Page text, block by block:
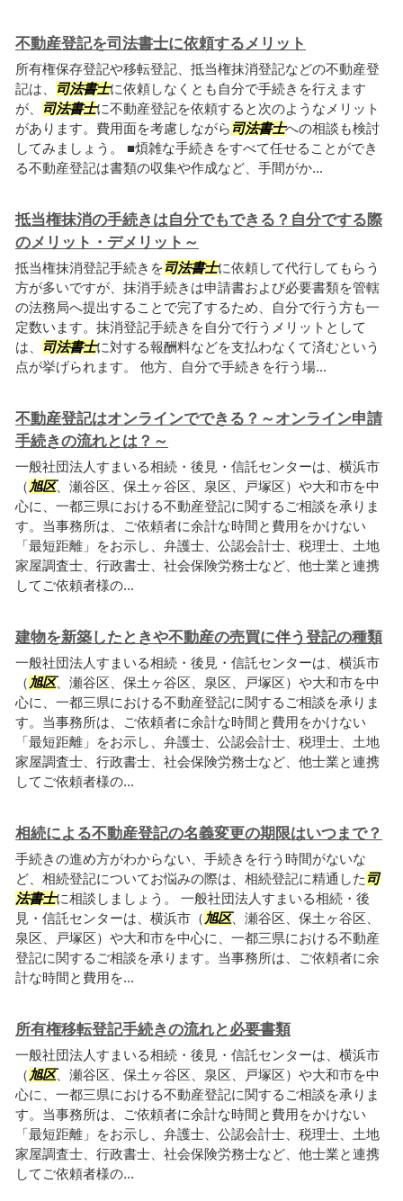
不動産登記を司法書士に依頼するメリット
所有権保存登記や移転登記、抵当権抹消登記などの不動産登
記は、
司法書士に依頼しなくとも自分で手続きを行えます
が、
司法書士に不動産登記を依頼すると次のようなメリット
があります。費用面を考慮しながら 司法書士への相談も検討
してみましょう。 ■煩雑な手続きをすべて任せることができ
る不動産登記は書類の収集や作成など、手間がか...
抵当権抹消の手続きは自分でもできる？自分でする際
のメリット・デメリット～
抵当権抹消登記手続きを司法書士に依頼して代行してもらう
方が多いですが、抹消手続きは申請書および必要書類を管轄
の法務局へ提出することで完了するため、自分で行う方も一
定数います。抹消登記手続きを自分で行うメリットとして
は、
司法書士に対する報酬料などを支払わなくて済むという
点が挙げられます。 他方、自分で手続きを行う場...
不動産登記はオンラインでできる？～オンライン申請
手続きの流れとは？～
一般社団法人すまいる相続・後見・信託センターは、横浜市
（ 旭区、瀬谷区、保土ヶ谷区、泉区、戸塚区）や大和市を中
心に、一都三県における不動産登記に関するご相談を承りま
す。当事務所は、ご依頼者に余計な時間と費用をかけない
「最短距離」をお示し、弁護士、公認会計士、税理士、土地
家屋調査士、行政書士、社会保険労務士など、他士業と連携
してご依頼者様の...
建物を新築したときや不動産の売買に伴う登記の種類
一般社団法人すまいる相続・後見・信託センターは、横浜市
（ 旭区、瀬谷区、保土ヶ谷区、泉区、戸塚区）や大和市を中
心に、一都三県における不動産登記に関するご相談を承りま
す。当事務所は、ご依頼者に余計な時間と費用をかけない
「最短距離」をお示し、弁護士、公認会計士、税理士、土地
家屋調査士、行政書士、社会保険労務士など、他士業と連携
してご依頼者様の...
相続による不動産登記の名義変更の期限はいつまで？
手続きの進め方がわからない、手続きを行う時間がないな
ど、相続登記についてお悩みの際は、相続登記に精通した 司
法書士に相談しましょう。 一般社団法人すまいる相続・後
見・信託センターは、横浜市（ 旭区、瀬谷区、保土ヶ谷区、
泉区、戸塚区）や大和市を中心に、一都三県における不動産
登記に関するご相談を承ります。当事務所は、ご依頼者に余
計な時間と費用を...
所有権移転登記手続きの流れと必要書類
一般社団法人すまいる相続・後見・信託センターは、横浜市
（ 旭区、瀬谷区、保土ヶ谷区、泉区、戸塚区）や大和市を中
心に、一都三県における不動産登記に関するご相談を承りま
す。当事務所は、ご依頼者に余計な時間と費用をかけない
「最短距離」をお示し、弁護士、公認会計士、税理士、土地
家屋調査士、行政書士、社会保険労務士など、他士業と連携
してご依頼者様の...